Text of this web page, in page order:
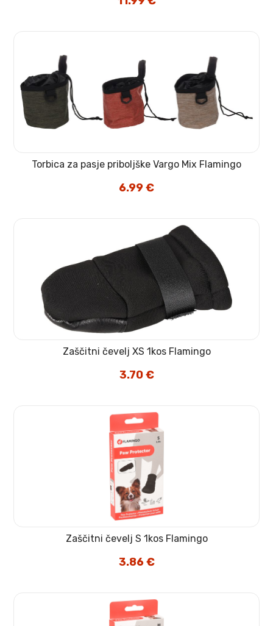
Torbica za pasje priboljške Vargo Mix Flamingo
6.99€
Zaščitni čevelj XS 1kos Flamingo
3.70€
Zaščitni čevelj S 1kos Flamingo
3.86€